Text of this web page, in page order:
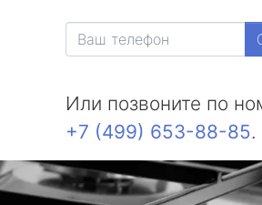
Или позвоните по
+7 (499) 653-88-85.